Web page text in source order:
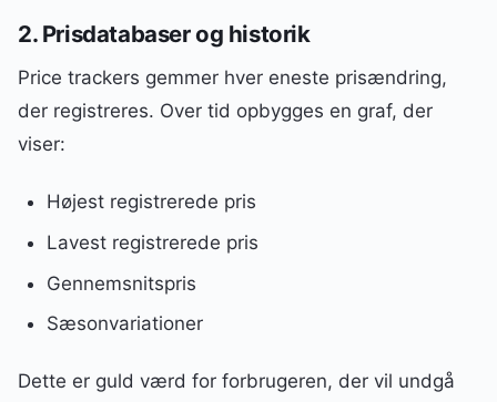
2. Prisdatabaser og historik
Price trackers gemmer hver eneste prisændring,
der registreres. Over tid opbygges en graf, der
viser:
Højest registrerede pris
Lavest registrerede pris
Gennemsnitspris
Sæsonvariationer
Dette er guld værd for forbrugeren, der vil undgå